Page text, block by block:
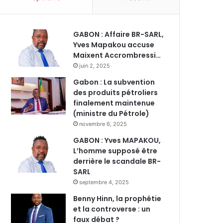
GABON : Affaire BR-SARL,
Yves Mapakou accuse
Maixent Accrombressi…
juin 2, 2025
Gabon : La subvention
des produits pétroliers
finalement maintenue
(ministre du Pétrole)
novembre 6, 2025
GABON : Yves MAPAKOU,
L’homme supposé être
derrière le scandale BR-
SARL
septembre 4, 2025
Benny Hinn, la prophétie
et la controverse : un
faux débat ?